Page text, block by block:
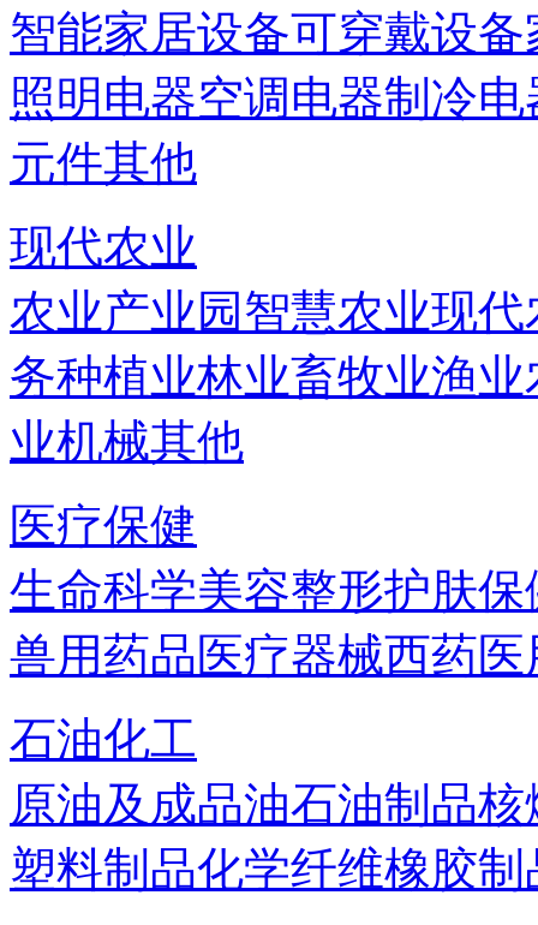
智能家居设备可穿戴设备
照明电器空调电器制冷电
元件其他
现代农业
农业产业园智慧农业现代
务种植业林业畜牧业渔业
业机械其他
医疗保健
生命科学美容整形护肤保
兽用药品医疗器械西药
石油化工
原油及成品油石油制品核
塑料制品化学纤维橡胶制